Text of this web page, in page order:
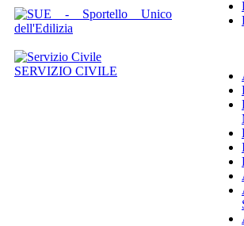
SERVIZIO CIVILE